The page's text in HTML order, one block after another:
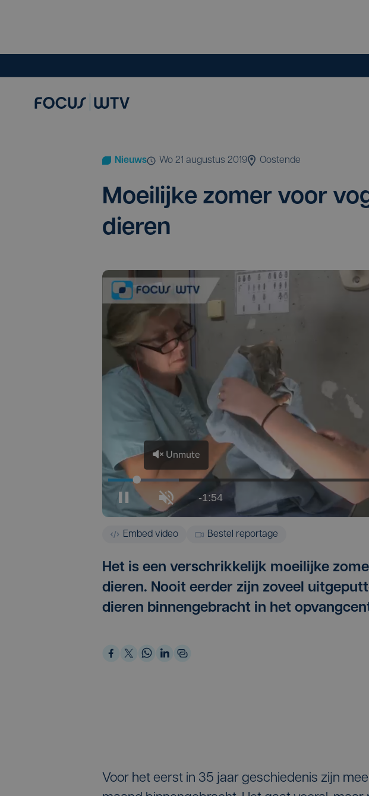
Nieuws wo 21 augustus 2019 Oostende
Moei­lij­ke zomer voor
dieren
Embed video Bestel reportage
Het is een verschrikkelijk moeilijke
dieren. Nooit eerder zijn zoveel
dieren binnengebracht in het
Voor het eerst in 35 jaar geschiedenis zijn